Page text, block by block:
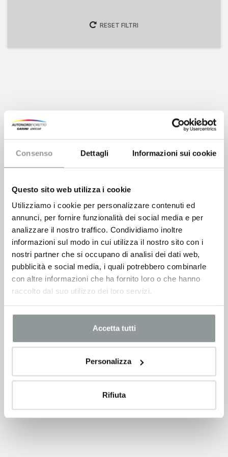
Consenso Dettagli Informazioni sui cookie
Questo sito web utilizza i cookie
Utilizziamo i cookie per personalizzare contenuti ed
annunci, per fornire funzionalità dei social media e per
analizzare il nostro traffico. Condividiamo inoltre
informazioni sul modo in cui utilizza il nostro sito con i
nostri partner che si occupano di analisi dei dati web,
pubblicità e social media, i quali potrebbero combinarle
con altre informazioni che ha fornito loro o che hanno
raccolto dal suo utilizzo dei loro servizi.
Accetta tutti
Personalizza
Rifiuta
RESET FILTRI
utilizzati
Cambia i filtri per trovare il veicolo che fa per te!